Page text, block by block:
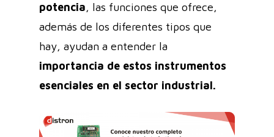
potencia, las funciones que ofrece,
además de los diferentes tipos que
hay, ayudan a entender la
importancia de estos instrumentos
esenciales en el sector industrial.